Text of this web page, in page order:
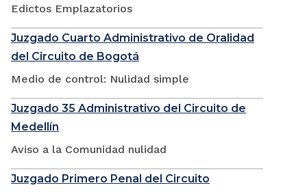
Edictos Emplazatorios
Juzgado Cuarto Administrativo de Oralidad
del Circuito de Bogotá
Medio de control: Nulidad simple
Juzgado 35 Administrativo del Circuito de
Medellín
Aviso a la Comunidad nulidad
Juzgado Primero Penal del Circuito